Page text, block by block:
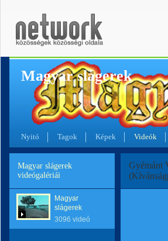
Magyar slágerek
Nyitó Tagok Képek Videók
Magyar slágerek
videógalériái
Magyar
slágerek
3096 videó
Gyémánt